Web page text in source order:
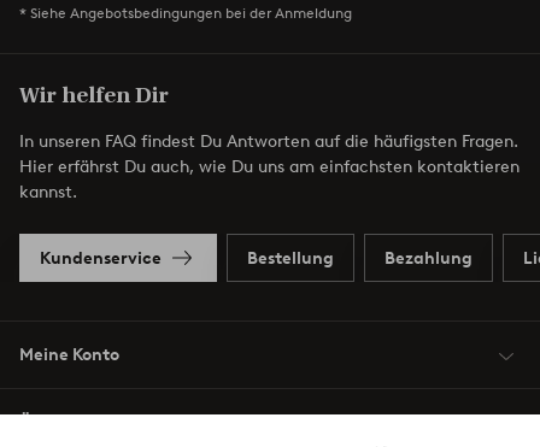
* Siehe Angebotsbedingungen bei der Anmeldung
Wir helfen Dir
In unseren FAQ findest Du Antworten auf die häufigsten Fragen.
Hier erfährst Du auch, wie Du uns am einfachsten kontaktieren
kannst.
Kundenservice Bestellung Bezahlung
Meine Konto